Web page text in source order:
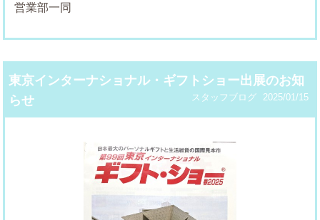
営業部一同
東京インターナショナル・ギフトショー出展のお知
らせ
2025/01/15
スタッフブログ